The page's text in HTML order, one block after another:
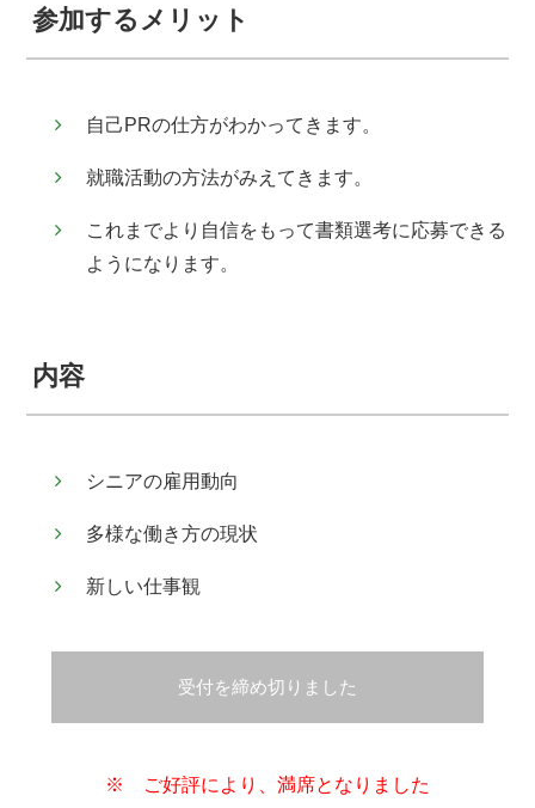
参加するメリット
自己PRの仕方がわかってきます。
就職活動の方法がみえてきます。
これまでより自信をもって書類選考に応募できる
ようになります。
内容
シニアの雇用動向
多様な働き方の現状
新しい仕事観
受付を締め切りました
※ ご好評により、満席となりました